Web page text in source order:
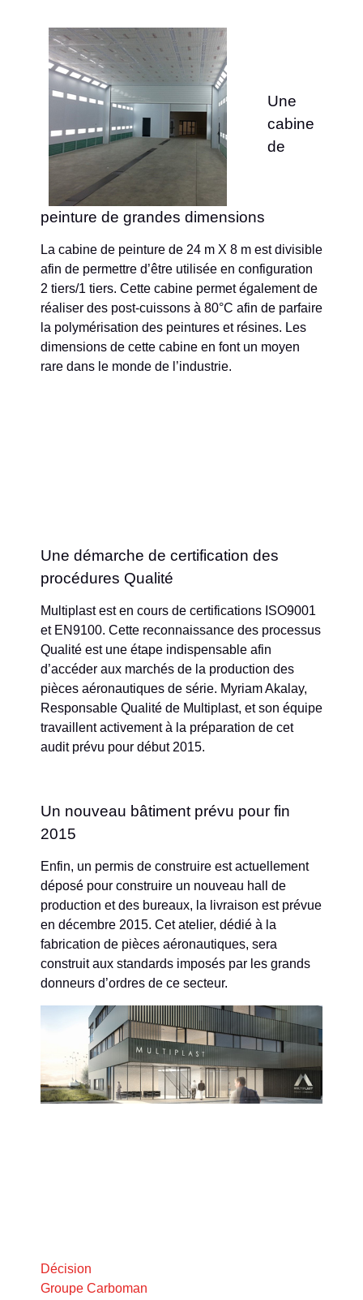
Une
cabine
de
peinture de grandes dimensions
La cabine de peinture de 24 m X 8 m est divisible
afin de permettre d’être utilisée en configuration
2 tiers/1 tiers. Cette cabine permet également de
réaliser des post-cuissons à 80°C afin de parfaire
la polymérisation des peintures et résines. Les
dimensions de cette cabine en font un moyen
rare dans le monde de l’industrie.
Une démarche de certification des
procédures Qualité
Multiplast est en cours de certifications ISO9001
et EN9100. Cette reconnaissance des processus
Qualité est une étape indispensable afin
d’accéder aux marchés de la production des
pièces aéronautiques de série. Myriam Akalay,
Responsable Qualité de Multiplast, et son équipe
travaillent activement à la préparation de cet
audit prévu pour début 2015.
Un nouveau bâtiment prévu pour fin
2015
Enfin, un permis de construire est actuellement
déposé pour construire un nouveau hall de
production et des bureaux, la livraison est prévue
en décembre 2015. Cet atelier, dédié à la
fabrication de pièces aéronautiques, sera
construit aux standards imposés par les grands
donneurs d’ordres de ce secteur.
Décision
Groupe Carboman